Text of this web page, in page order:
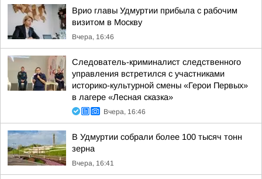
Врио главы Удмуртии прибыла с рабочим
визитом в Москву
Вчера, 16:46
Следователь-криминалист следственного
управления встретился с участниками
историко-культурной смены «Герои Первых»
в лагере «Лесная сказка»
Вчера, 16:46
В Удмуртии собрали более 100 тысяч тонн
зерна
Вчера, 16:41